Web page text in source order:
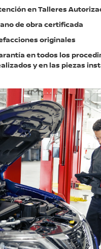
en Talleres
de obra certificada
originales
en todos los
y en las piezas